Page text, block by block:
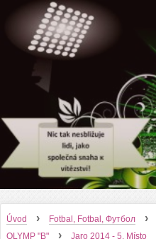
Úvod › Fotbal, Fotbal, Футбол ›
OLYMP "B"
› Jaro 2014 - 5. Místo